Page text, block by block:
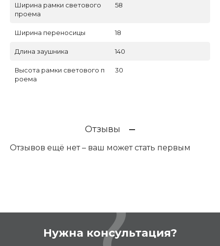
Ширина рамки светового
проема
58
Ширина переносицы 18
Длина заушника 140
Высота рамки светового п
роема
30
Отзывы
Отзывов ещё нет – ваш может стать первым
Нужна консультация?